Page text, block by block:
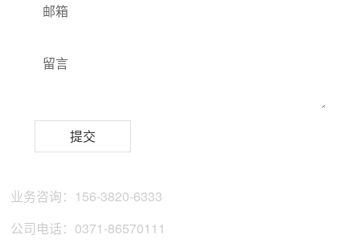
业务咨询： 156-3820-6333
公司电话： 0371-86570111